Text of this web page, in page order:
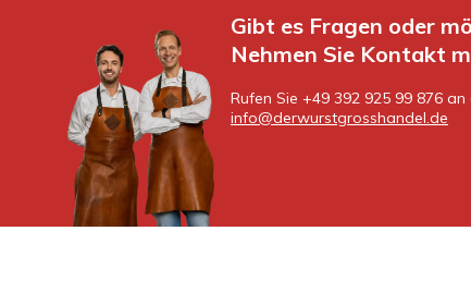
Gibt es Fragen oder
Nehmen Sie Kontakt
Rufen Sie +49 392 925 99 876
info@derwurstgrosshandel.de